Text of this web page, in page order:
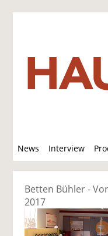
News Interview
Betten Bühler -
2017